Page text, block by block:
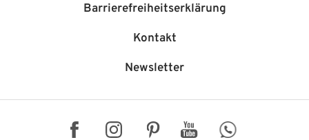
Barriere­freiheits­erklärung
Kontakt
Newsletter
FacebookInstagramPinterestYouTubeWhatsApp